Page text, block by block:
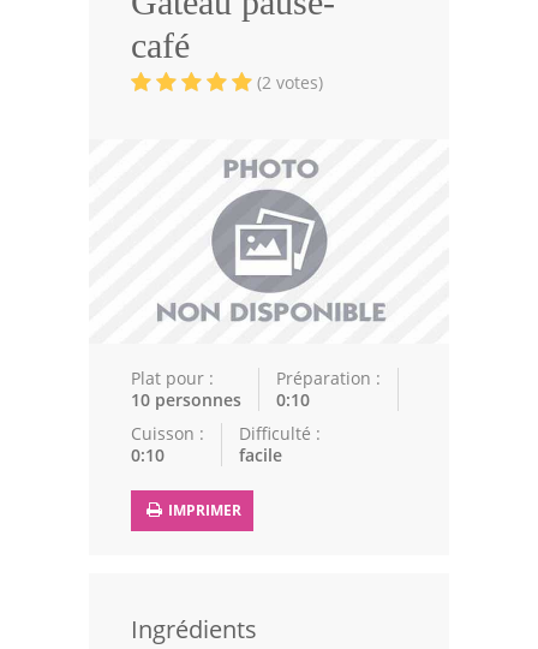
Volailles
Cuisines Orientales
Recettes marocaine
Cuisine Algérienne
Cuisine Tunisienne
Cuisine Juive
Cuisine Libanaise
Astuces de cuisine
Fêtes Religieuses
café
(2 votes)
Plat pour :
10 personnes
Préparation :
0:10
Cuisson :
0:10
Difficulté :
facile
IMPRIMER
Ingrédients